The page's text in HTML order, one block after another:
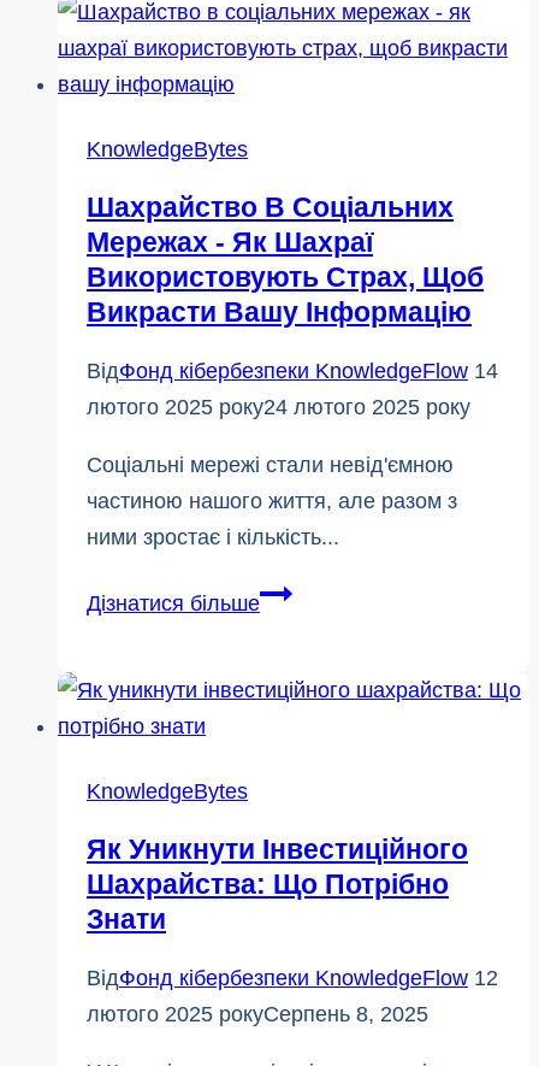
фейкові
завантаження:
геймерів
KnowledgeBytes
Шахрайство В Соціальних
Мережах - Як Шахраї
Використовують Страх, Щоб
Викрасти Вашу Інформацію
ВідФонд кібербезпеки KnowledgeFlow 14
лютого 2025 року24 лютого 2025 року
Соціальні мережі стали невід'ємною
частиною нашого життя, але разом з
ними зростає і кількість...
Дізнатися більшеШахрайство
мережах
використовують
страх,
вашу
інформацію
KnowledgeBytes
Як Уникнути Інвестиційного
Шахрайства: Що Потрібно
Знати
ВідФонд кібербезпеки KnowledgeFlow 12
лютого 2025 рокуСерпень 8, 2025